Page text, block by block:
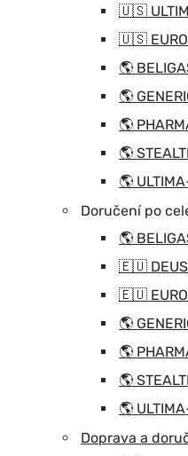
🇺🇸
🇺🇸
🌎
🌎
🌎
🌎
🌎
Doručení po
🌎
🇪🇺 DEUS
🇪🇺
🌎
🌎
🌎
🌎
Doprava a